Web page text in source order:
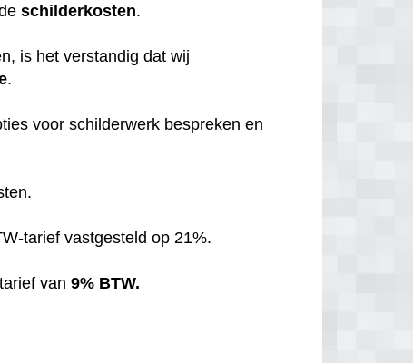
schilderkosten.
is het verstandig dat wij
.
voor schilderwerk bespreken en
tarief vastgesteld op 21%.
van9% BTW.